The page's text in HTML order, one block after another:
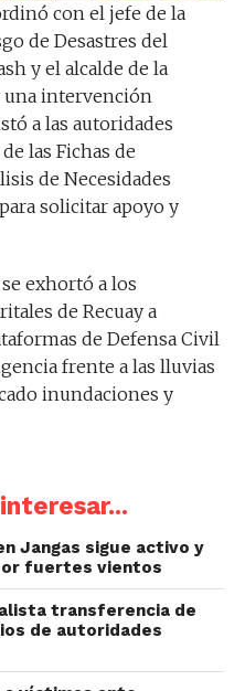
con el jefe de la
de Desastres del
y el alcalde de la
intervención
a las autoridades
las Fichas de
de Necesidades
solicitar apoyo y
exhortó a los
de Recuay a
de Defensa Civil
frente a las lluvias
inundaciones y
Jangas sigue activo y
fuertes vientos
transferencia de
de autoridades